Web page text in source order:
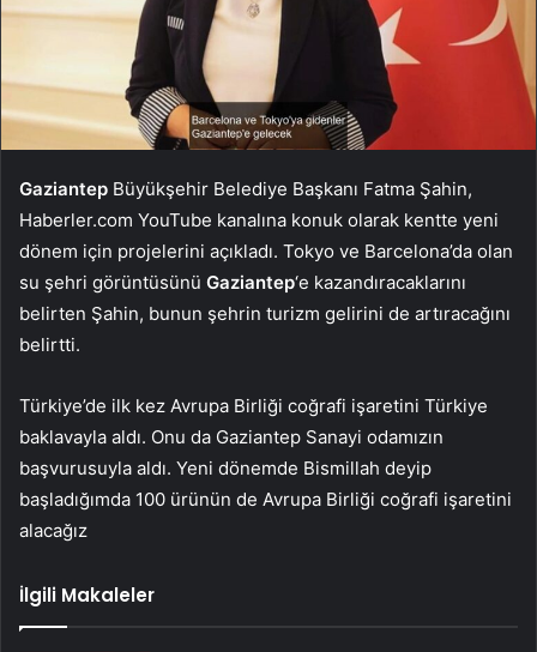
Gaziantep Büyükşehir Belediye Başkanı Fatma Şahin,
Haberler.com YouTube kanalına konuk olarak kentte yeni
dönem için projelerini açıkladı. Tokyo ve Barcelona’da olan
su şehri görüntüsünü Gaziantep‘e kazandıracaklarını
belirten Şahin, bunun şehrin turizm gelirini de artıracağını
belirtti.
Türkiye’de ilk kez Avrupa Birliği coğrafi işaretini Türkiye
baklavayla aldı. Onu da Gaziantep Sanayi odamızın
başvurusuyla aldı. Yeni dönemde Bismillah deyip
başladığımda 100 ürünün de Avrupa Birliği coğrafi işaretini
alacağız
İlgili Makaleler